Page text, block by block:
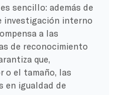
sencillo: además de
investigación interno
a las
de reconocimiento
que,
o el tamaño, las
en igualdad de